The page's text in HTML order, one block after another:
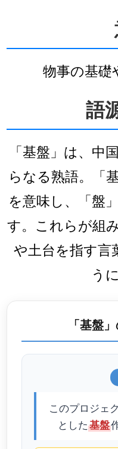
物事の基礎
語
「基盤」は、中
らなる熟語。「
を意味し、「盤
す。これらが組
や土台を指す言
う
「基盤
このプロジェ
とした基盤